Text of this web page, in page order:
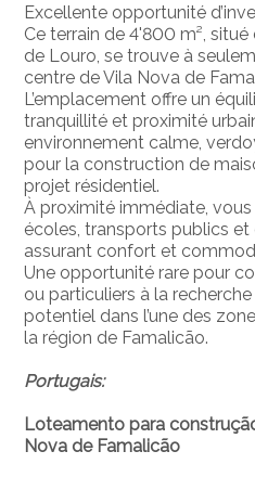
Excellente opportunité
Ce terrain de 4'800 m²,
de Louro, se trouve à
centre de Vila Nova de
L’emplacement offre un
tranquillité et proximité
environnement calme,
pour la construction de
projet résidentiel.
À proximité immédiate,
écoles, transports publics et
assurant confort et
Une opportunité rare pour
ou particuliers à la recherche
potentiel dans l’une des
la région de Famalicão.
Portugais:
Loteamento para
Nova de Famalicão